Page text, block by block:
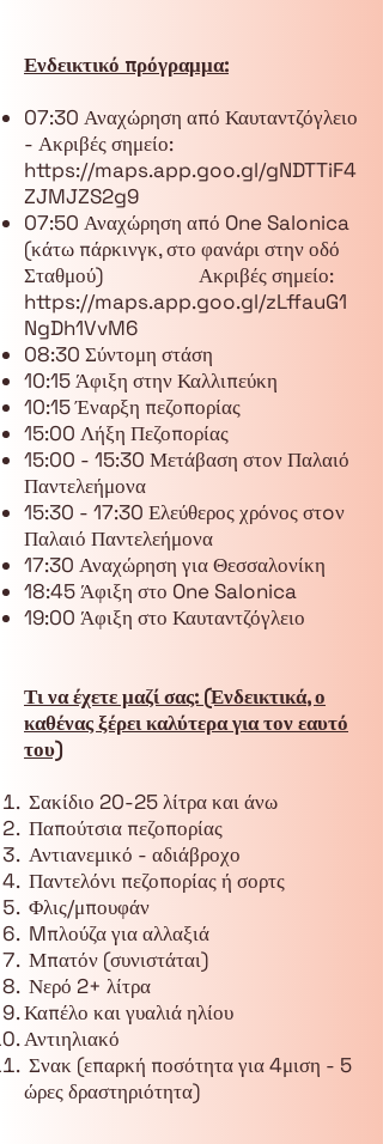
Ενδεικτικό πρόγραμμα:
07:30 Αναχώρηση από Καυταντζόγλειο
- Ακριβές σημείο:
https://maps.app.goo.gl/gNDTTiF4
ZJMJZS2g9
07:50 Αναχώρηση από One Salonica
(κάτω πάρκινγκ, στο φανάρι στην οδό
Σταθμού) Ακριβές σημείο:
https://maps.app.goo.gl/zLffauG1
NgDh1VvM6
08:30 Σύντομη στάση
10:15 Άφιξη στην Καλλιπεύκη
10:15 Έναρξη πεζοπορίας
15:00 Λήξη Πεζοπορίας
15:00 - 15:30 Μετάβαση στον Παλαιό
Παντελεήμονα
15:30 - 17:30 Ελεύθερος χρόνος στoν
Παλαιό Παντελεήμονα
17:30 Αναχώρηση για Θεσσαλονίκη
18:45 Άφιξη στο One Salonica
19:00 Άφιξη στο Καυταντζόγλειο
Τι να έχετε μαζί σας: (Ενδεικτικά, ο
καθένας ξέρει καλύτερα για τον εαυτό
του)
Σακίδιο 20-25 λίτρα και άνω
Παπούτσια πεζοπορίας
Αντιανεμικό - αδιάβροχο
Παντελόνι πεζοπορίας ή σορτς
Φλις/μπουφάν
Mπλούζα για αλλαξιά
Μπατόν (συνιστάται)
Νερό 2+ λίτρα
Καπέλο και γυαλιά ηλίου
Αντιηλιακό
Σνακ (επαρκή ποσότητα για 4μιση - 5
ώρες δραστηριότητα)